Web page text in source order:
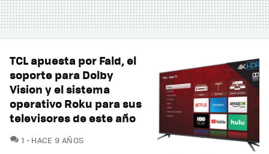
TCL apuesta por Fald, el
soporte para Dolby
Vision y el sistema
operativo Roku para sus
televisores de este año
1 COMENTARIOS
HACE 9 AÑOS